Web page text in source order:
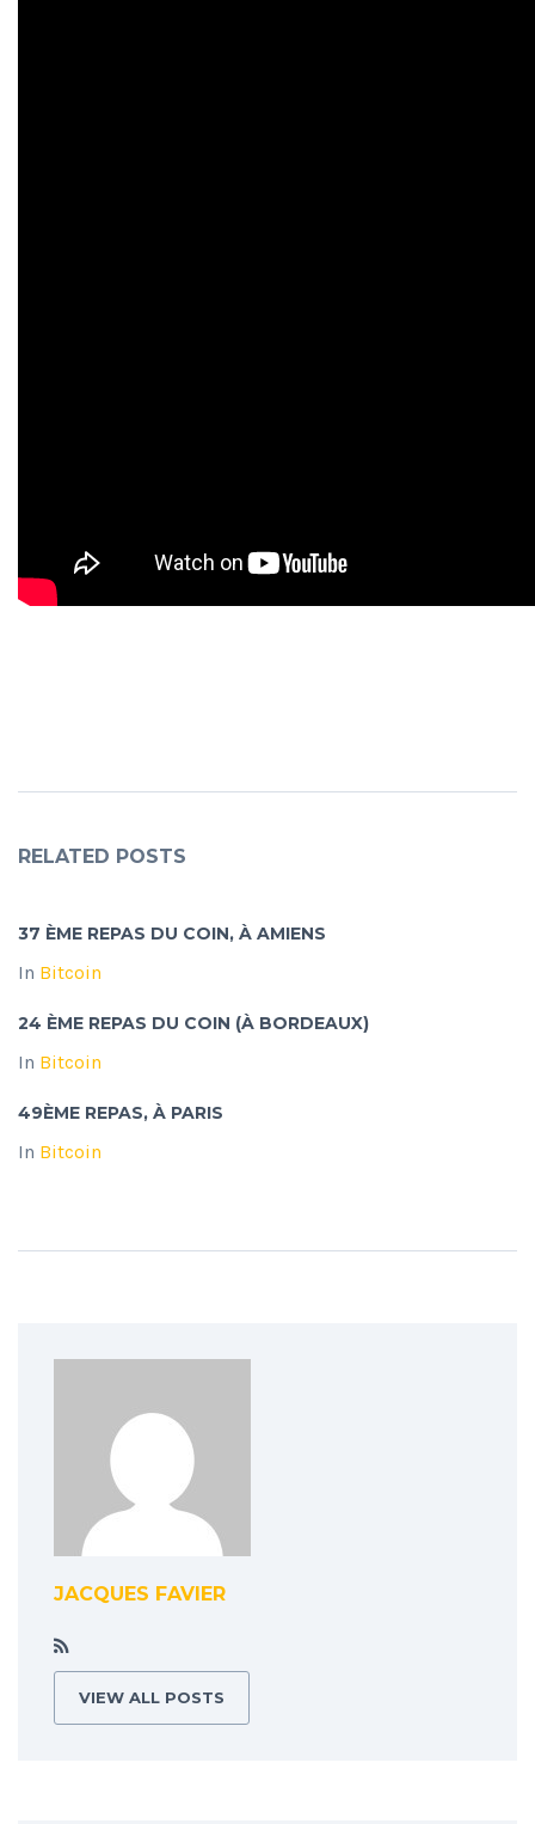
RELATED POSTS
37 ÈME REPAS DU COIN, À AMIENS
In Bitcoin
24 ÈME REPAS DU COIN (À BORDEAUX)
In Bitcoin
49ÈME REPAS, À PARIS
In Bitcoin
JACQUES FAVIER
VIEW ALL POSTS